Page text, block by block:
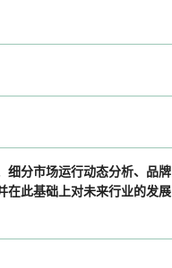
细分市场运行动态分析、品牌
在此基础上对未来行业的发展